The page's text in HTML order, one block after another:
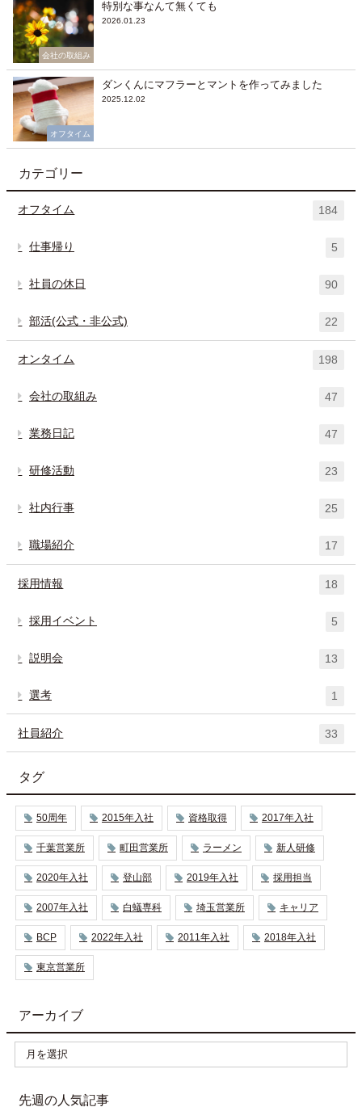
会社の取組み
特別な事なんて無くても
2026.01.23
オフタイム
ダンくんにマフラーとマントを作ってみました
2025.12.02
カテゴリー
オフタイム 184
仕事帰り 5
社員の休日 90
部活(公式・非公式) 22
オンタイム 198
会社の取組み 47
業務日記 47
研修活動 23
社内行事 25
職場紹介 17
採用情報 18
採用イベント 5
説明会 13
選考 1
社員紹介 33
タグ
50周年 2015年入社 資格取得 2017年入社
千葉営業所 町田営業所 ラーメン 新人研修
2020年入社 登山部 2019年入社 採用担当
2007年入社 白蟻専科 埼玉営業所 キャリア
BCP 2022年入社 2011年入社 2018年入社
東京営業所
アーカイブ
先週の人気記事